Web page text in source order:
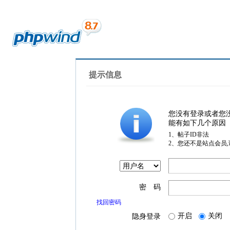
提示信息
您没有登录或者您
能有如下几个原因
1、帖子ID非法
2、您还不是站点会员
密 码
找回密码
隐身登录 开启 关闭